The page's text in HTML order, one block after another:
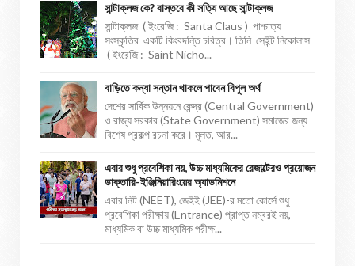
সান্টাক্লজ কে? বাস্তবে কী সত্যি আছে সান্টাক্লজ
সান্টাক্লজ ( ইংরেজি : Santa Claus ) পাশ্চাত্য
সংস্কৃতির একটি কিংবদন্তি চরিত্র। তিনি সেইন্ট নিকোলাস
( ইংরেজি : Saint Nicho...
বাড়িতে কন্যা সন্তান থাকলে পাবেন বিপুল অর্থ
দেশের সার্বিক উন্নয়নে কেন্দ্র (Central Government)
ও রাজ্য সরকার (State Government) সমাজের জন্য
বিশেষ প্রকল্প রচনা করে। মূলত, আর...
এবার শুধু প্রবেশিকা নয়, উচ্চ মাধ্যমিকের রেজাল্টেরও প্রয়োজন
ডাক্তারি-ইঞ্জিনিয়ারিংয়ের অ্যাডমিশনে
এবার নিট (NEET), জেইই (JEE)-র মতো কোর্সে শুধু
প্রবেশিকা পরীক্ষায় (Entrance) প্রাপ্ত নম্বরই নয়,
মাধ্যমিক বা উচ্চ মাধ্যমিক পরীক্ষ...